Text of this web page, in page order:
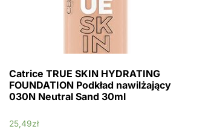
Catrice TRUE SKIN HYDRATING
FOUNDATION Podkład nawilżający
030N Neutral Sand 30ml
25,49zł